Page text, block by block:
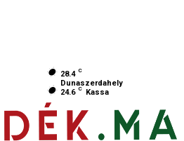
28.4 C
Dunaszerdahely
24.6 C Kassa